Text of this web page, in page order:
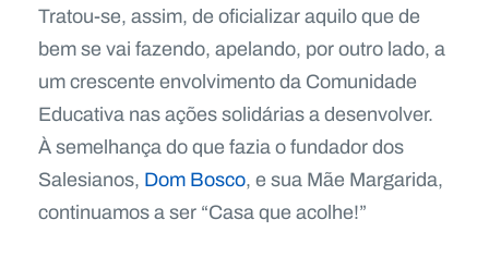
Tratou-se, assim, de oficializar aquilo que de
bem se vai fazendo, apelando, por outro lado, a
um crescente envolvimento da Comunidade
Educativa nas ações solidárias a desenvolver.
À semelhança do que fazia o fundador dos
Salesianos, Dom Bosco, e sua Mãe Margarida,
continuamos a ser “Casa que acolhe!”